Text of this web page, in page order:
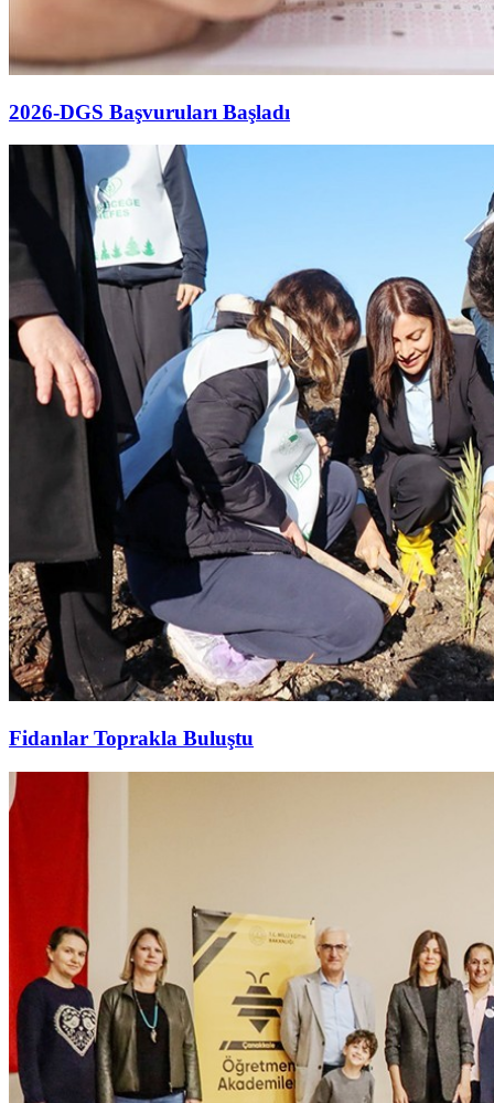
2026-DGS Başvuruları Başladı
Fidanlar Toprakla Buluştu